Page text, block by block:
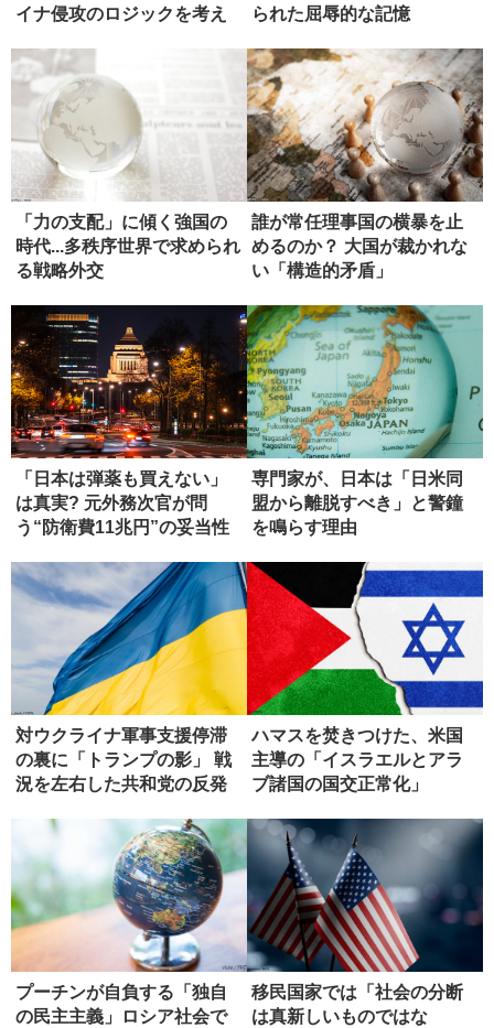
イナ侵攻のロジックを考え
られた屈辱的な記憶
「力の支配」に傾く強国の
時代...多秩序世界で求められ
る戦略外交
誰が常任理事国の横暴を止
めるのか？ 大国が裁かれな
い「構造的矛盾」
「日本は弾薬も買えない」
は真実? 元外務次官が問
う“防衛費11兆円”の妥当性
専門家が、日本は「日米同
盟から離脱すべき」と警鐘
を鳴らす理由
対ウクライナ軍事支援停滞
の裏に「トランプの影」 戦
況を左右した共和党の反発
ハマスを焚きつけた、米国
主導の「イスラエルとアラ
ブ諸国の国交正常化」
プーチンが自負する「独自
の民主主義」ロシア社会で
移民国家では「社会の分断
は真新しいものではな